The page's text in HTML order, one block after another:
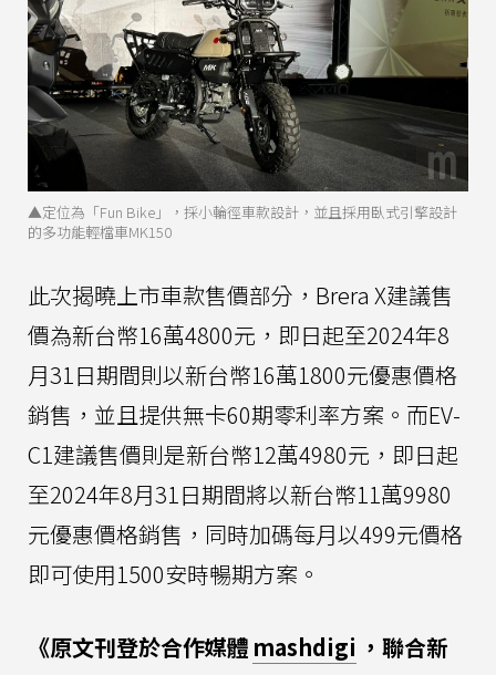
▲定位為「Fun Bike」，採小輪徑車款設計，並且採用臥式引擎設計
的多功能輕檔車MK150
此次揭曉上市車款售價部分，Brera X建議售
價為新台幣16萬4800元，即日起至2024年8
月31日期間則以新台幣16萬1800元優惠價格
銷售，並且提供無卡60期零利率方案。而EV-
C1建議售價則是新台幣12萬4980元，即日起
至2024年8月31日期間將以新台幣11萬9980
元優惠價格銷售，同時加碼每月以499元價格
即可使用1500安時暢期方案。
《原文刊登於合作媒體 mashdigi ，聯合新